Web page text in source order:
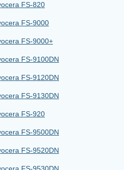
FS-820
FS-9000
FS-9000+
FS-9100DN
FS-9120DN
FS-9130DN
FS-920
FS-9500DN
FS-9520DN